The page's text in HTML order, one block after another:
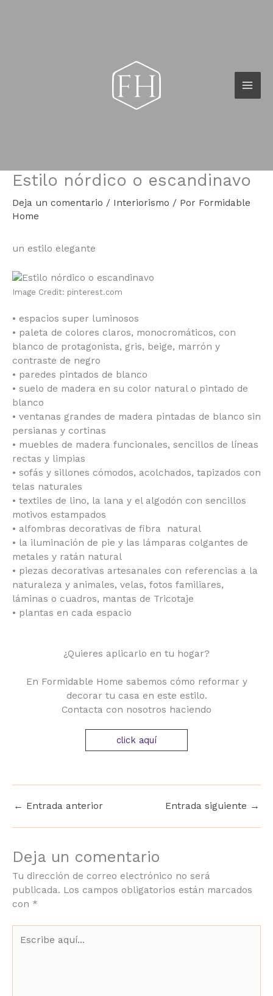
Estilo nórdico o escandinavo
Deja un comentario / Interiorismo / Por Formidable
Home
un estilo elegante
Image Credit: pinterest.com
• espacios super luminosos
• paleta de colores claros, monocromáticos, con
blanco de protagonista, gris, beige, marrón y
contraste de negro
• paredes pintados de blanco
• suelo de madera en su color natural o pintado de
blanco
• ventanas grandes de madera pintadas de blanco sin
persianas y cortinas
• muebles de madera funcionales, sencillos de líneas
rectas y limpias
• sofás y sillones cómodos, acolchados, tapizados con
telas naturales
• textiles de lino, la lana y el algodón con sencillos
motivos estampados
• alfombras decorativas de fibra natural
• la iluminación de pie y las lámparas colgantes de
metales y ratán natural
• piezas decorativas artesanales con referencias a la
naturaleza y animales, velas, fotos familiares,
láminas o cuadros, mantas de Tricotaje
• plantas en cada espacio
¿Quieres aplicarlo en tu hogar?
En Formidable Home sabemos cómo reformar y
decorar tu casa en este estilo.
Contacta con nosotros haciendo
click aquí
← Entrada anterior Entrada siguiente →
Deja un comentario
Tu dirección de correo electrónico no será
publicada. Los campos obligatorios están marcados
con *
aquí...